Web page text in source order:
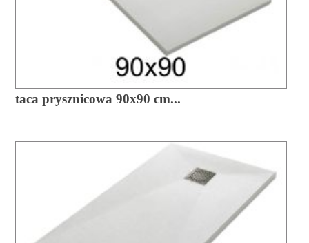
taca prysznicowa 90x90 cm...